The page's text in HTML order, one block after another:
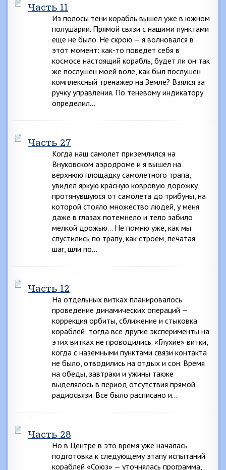
Часть 11
Из полосы тени корабль вышел уже в южном
полушарии. Прямой связи с нашими пунктами
еще не было. Не скрою — я волновался в
этот момент: как-то поведет себя в
космосе настоящий корабль, будет ли он так
же послушен моей воле, как был послушен
комплексный тренажер на Земле? Взялся за
ручку управления. По теневому индикатору
определил…
Часть 27
Когда наш самолет приземлился на
Внуковском аэродроме и я вышел на
верхнюю площадку самолетного трапа,
увидел яркую красную ковровую дорожку,
протянувшуюся от самолета до трибуны, на
которой стояло множество людей, у меня
даже в глазах потемнело и тело забило
мелкой дрожью… Не помню уже, как мы
спустились по трапу, как строем, печатая
шаг, шли по…
Часть 12
На отдельных витках планировалось
проведение динамических операций —
коррекция орбиты, сближение и стыковка
кораблей; тогда все другие эксперименты на
этих витках не проводились. «Глухие» витки,
когда с наземными пунктами связи контакта
не было, отводились на отдых и сон. Время
на обеды, завтраки и ужины также
выделялось в период отсутствия прямой
радиосвязи. Все было расписано и…
Часть 28
Но в Центре в это время уже началась
подготовка к следующему этапу испытаний
кораблей «Союз» — уточнялась программа,